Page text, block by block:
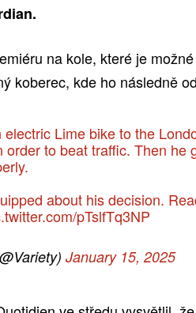
na kole, které je
koberec, kde ho následně
Lime bike to the
to beat traffic. Then he
about his decision.
pTslfTq3NP
January 15, 2025